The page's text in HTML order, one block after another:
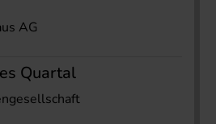
AG
Quartal